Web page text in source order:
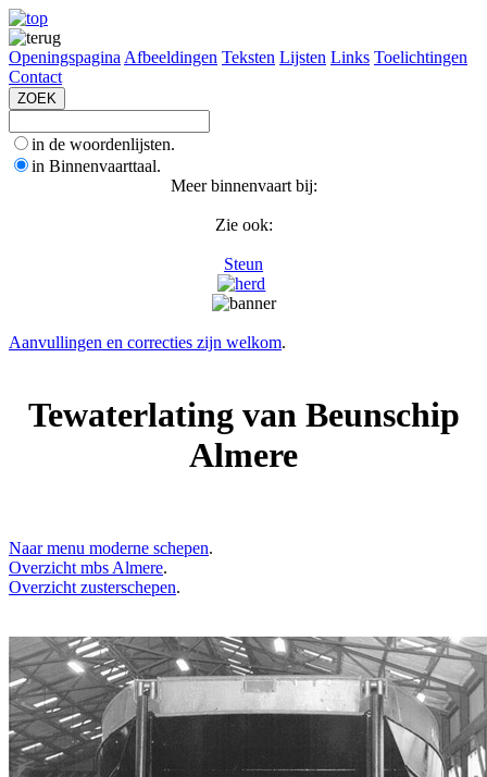
Openingspagina Afbeeldingen Teksten Lijsten Links Toelichtingen
Contact
in de woordenlijsten.
in Binnenvaarttaal.
Meer binnenvaart bij:
Zie ook:
Steun
Aanvullingen en correcties zijn welkom.
Tewaterlating van Beunschip
Almere
Naar menu moderne schepen.
Overzicht mbs Almere.
Overzicht zusterschepen.